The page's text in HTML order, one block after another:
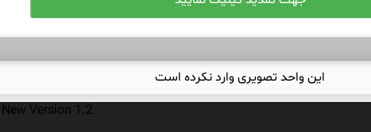
این واحد تصویری وارد نکرده است
New Version 1.2